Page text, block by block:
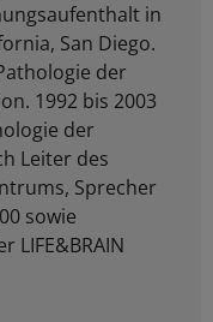
in
San Diego.
der
1992 bis 2003
der
Leiter des
Sprecher
sowie
LIFE&BRAIN